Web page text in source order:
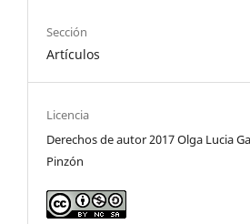
Sección
Artículos
Licencia
Derechos de autor 2017 Olga Lucia
Pinzón